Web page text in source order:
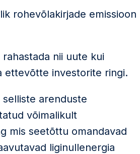
rohevõlakirjade emissioon
nii uute kui
ettevõtte investorite ringi.
selliste arenduste
võimalikult
mis seetõttu omandavad
liginullenergia